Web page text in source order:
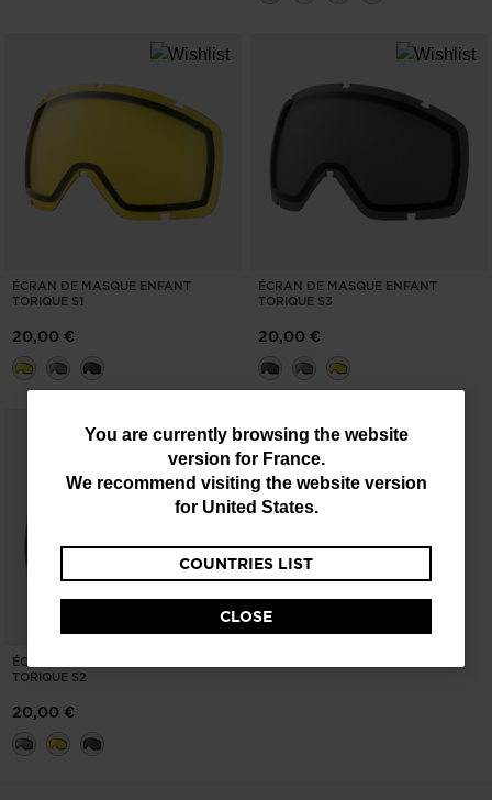
You
are
website
version
for
France
We
You are currently browsing the website
version for France.
We recommend visiting the website version
for United States.
COUNTRIES LIST
CLOSE
ÉCRAN DE MASQUE ENFANT
TORIQUE S1
20,00 €
ÉCRAN DE MASQUE ENFANT
TORIQUE S3
20,00 €
ÉCRAN DE MASQUE ENFANT
TORIQUE S2
20,00 €